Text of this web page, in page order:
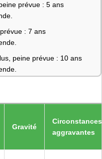
prévue : 5 ans
: 7 ans
peine prévue : 10 ans
Gravité
Circonstances
aggravantes